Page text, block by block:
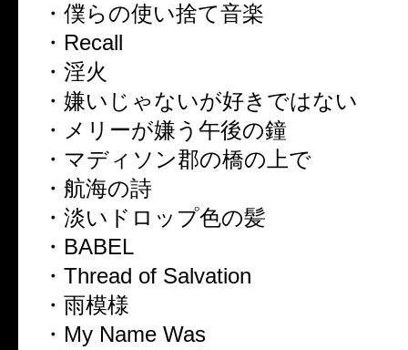
・僕らの使い捨て音楽
・Recall
・淫火
・嫌いじゃないが好きではない
・メリーが嫌う午後の鐘
・マディソン郡の橋の上で
・航海の詩
・淡いドロップ色の髪
・BABEL
・Thread of Salvation
・雨模様
・My Name Was